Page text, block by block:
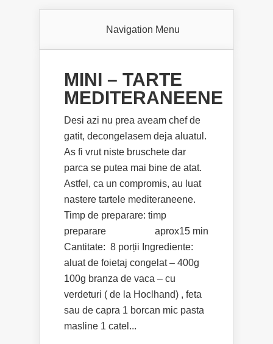
Navigation Menu
MINI – TARTE
MEDITERANEENE
Desi azi nu prea aveam chef de
gatit, decongelasem deja aluatul.
As fi vrut niste bruschete dar
parca se putea mai bine de atat.
Astfel, ca un compromis, au luat
nastere tartele mediteraneene.
Timp de preparare: timp
preparare aprox15 min
Cantitate: 8 porții Ingrediente:
aluat de foietaj congelat – 400g
100g branza de vaca – cu
verdeturi ( de la Hoclhand) , feta
sau de capra 1 borcan mic pasta
masline 1 catel...